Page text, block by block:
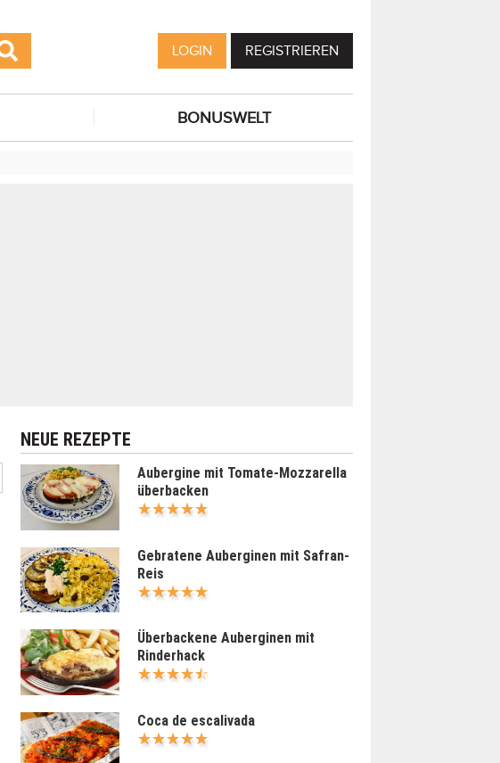
LOGIN REGISTRIEREN
BONUSWELT
NEUE REZEPTE
Aubergine mit Tomate-Mozzarella
überbacken
Gebratene Auberginen mit Safran-
Reis
Überbackene Auberginen mit
Rinderhack
Coca de escalivada